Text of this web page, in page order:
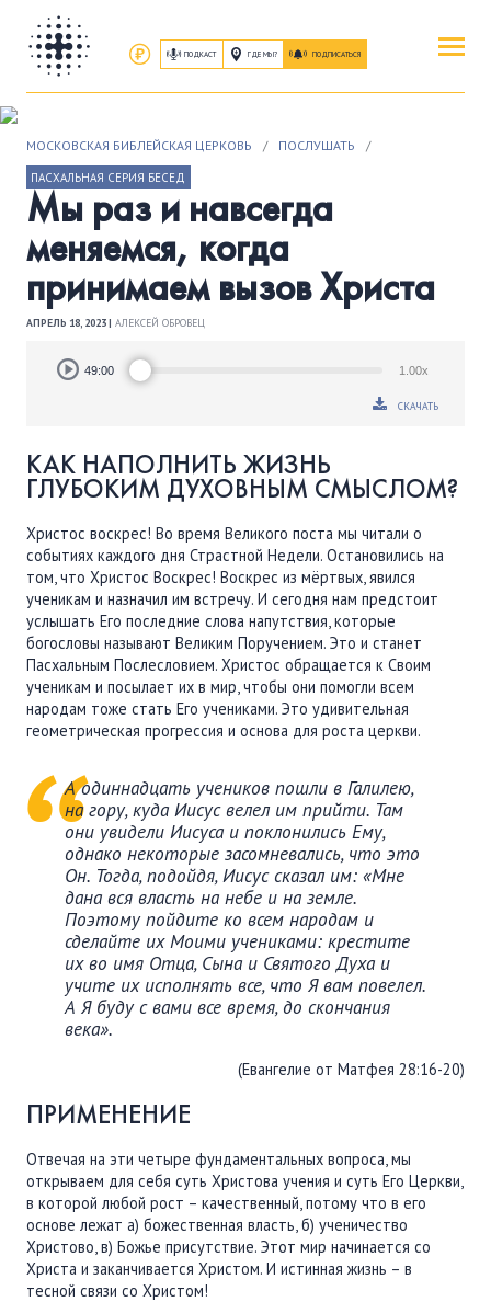
ПОДКАСТ ГДЕ МЫ? ПОДПИСАТЬСЯ
ОБ ИИСУСЕ ХРИСТЕ
ПОСЕТИТЬ
КАК ПРОЕХАТЬ|О ЦЕРКВИ
ПРИСОЕДИНИТЬСЯ
ПОДДЕРЖАТЬ
ВРЕМЯ|ДЕНЬГИ
МОСКОВСКАЯ БИБЛЕЙСКАЯ ЦЕРКОВЬ / ПОСЛУШАТЬ /
ПАСХАЛЬНАЯ СЕРИЯ БЕСЕД
Мы раз и навсегда
меняемся, когда
принимаем вызов Христа
АПРЕЛЬ 18, 2023 | АЛЕКСЕЙ ОБРОВЕЦ
Audio
Player49:00 1.00x
СКАЧАТЬ
КАК НАПОЛНИТЬ ЖИЗНЬ
ГЛУБОКИМ ДУХОВНЫМ СМЫСЛОМ?
Христос воскрес! Во время Великого поста мы читали о
событиях каждого дня Страстной Недели. Остановились на
том, что Христос Воскрес! Воскрес из мёртвых, явился
ученикам и назначил им встречу. И сегодня нам предстоит
услышать Его последние слова напутствия, которые
богословы называют Великим Поручением. Это и станет
Пасхальным Послесловием. Христос обращается к Своим
ученикам и посылает их в мир, чтобы они помогли всем
народам тоже стать Его учениками. Это удивительная
геометрическая прогрессия и основа для роста церкви.
А одиннадцать учеников пошли в Галилею,
на гору, куда Иисус велел им прийти. Там
они увидели Иисуса и поклонились Ему,
однако некоторые засомневались, что это
Он. Тогда, подойдя, Иисус сказал им: «Мне
дана вся власть на небе и на земле.
Поэтому пойдите ко всем народам и
сделайте их Моими учениками: крестите
их во имя Отца, Сына и Святого Духа и
учите их исполнять все, что Я вам повелел.
А Я буду с вами все время, до скончания
века».
(Евангелие от Матфея 28:16-20)
ПРИМЕНЕНИЕ
Отвечая на эти четыре фундаментальных вопроса, мы
открываем для себя суть Христова учения и суть Его Церкви,
в которой любой рост – качественный, потому что в его
основе лежат а) божественная власть, б) ученичество
Христово, в) Божье присутствие. Этот мир начинается со
Христа и заканчивается Христом. И истинная жизнь – в
тесной связи со Христом!